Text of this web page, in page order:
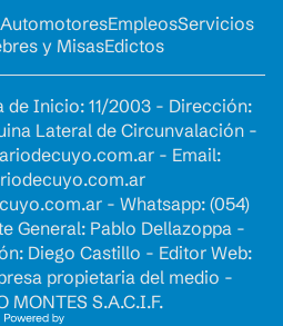
AutomotoresEmpleosServicios
y MisasEdictos
de Inicio: 11/2003 - Dirección:
Lateral de Circunvalación -
- Email:
- Whatsapp: (054)
General: Pablo Dellazoppa -
Diego Castillo - Editor Web:
propietaria del medio -
MONTES S.A.C.I.F.